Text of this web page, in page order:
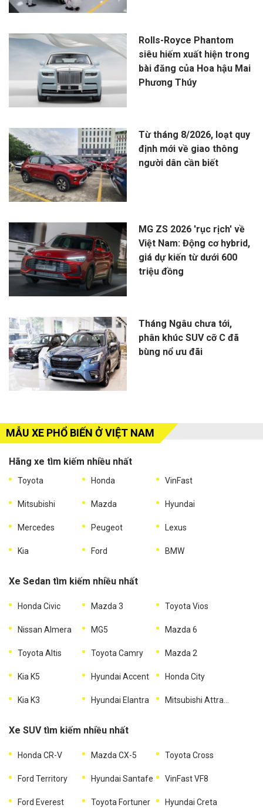
Rolls-Royce Phantom
siêu hiếm xuất hiện trong
bài đăng của Hoa hậu Mai
Phương Thúy
Từ tháng 8/2026, loạt quy
định mới về giao thông
người dân cần biết
MG ZS 2026 'rục rịch' về
Việt Nam: Động cơ hybrid,
giá dự kiến từ dưới 600
triệu đồng
Tháng Ngâu chưa tới,
phân khúc SUV cỡ C đã
bùng nổ ưu đãi
MẪU XE PHỔ BIẾN Ở VIỆT NAM
Hãng xe tìm kiếm nhiều nhất
Toyota Honda VinFast
Mitsubishi Mazda Hyundai
Mercedes Peugeot Lexus
Kia Ford BMW
Xe Sedan tìm kiếm nhiều nhất
Honda Civic Mazda 3 Toyota Vios
Nissan Almera MG5 Mazda 6
Toyota Altis Toyota Camry Mazda 2
Kia K5 Hyundai Accent Honda City
Kia K3 Hyundai Elantra
Xe SUV tìm kiếm nhiều nhất
Honda CR-V Mazda CX-5 Toyota Cross
Ford Territory Hyundai Santafe VinFast VF8
Ford Everest Toyota Fortuner Hyundai Creta